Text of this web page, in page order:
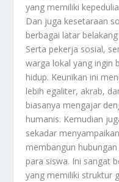
yang memiliki
Dan juga kesetaraan
berbagai latar
Serta pekerja sosial,
warga lokal yang ingin
hidup. Keunikan ini
lebih egaliter, akrab,
biasanya mengajar
humanis. Kemudian
sekadar
membangun
para siswa. Ini sangat
yang memiliki struktur